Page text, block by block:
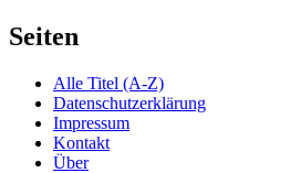
Seiten
Alle Titel (A-Z)
Datenschutzerklärung
Impressum
Kontakt
Über